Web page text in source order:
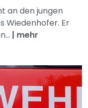
an den jungen
Wiedenhofer. Er
| mehr